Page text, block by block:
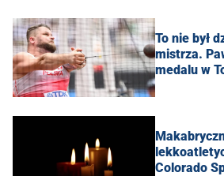
To nie był
mistrza.
medalu w
Colorado